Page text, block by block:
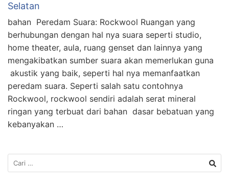
Selatan
bahan Peredam Suara: Rockwool Ruangan yang
berhubungan dengan hal nya suara seperti studio,
home theater, aula, ruang genset dan lainnya yang
mengakibatkan sumber suara akan memerlukan guna
akustik yang baik, seperti hal nya memanfaatkan
peredam suara. Seperti salah satu contohnya
Rockwool, rockwool sendiri adalah serat mineral
ringan yang terbuat dari bahan dasar bebatuan yang
kebanyakan …